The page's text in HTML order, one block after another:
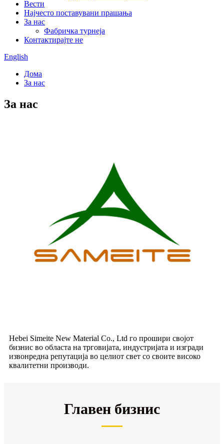
Вести
Најчесто поставувани прашања
За нас
Фабричка турнеја
Контактирајте не
English
Дома
За нас
За нас
Hebei Simeite New Material Co., Ltd го прошири својот
бизнис во областа на трговијата, индустријата и изгради
извонредна репутација во целиот свет со своите високо
квалитетни производи.
Главен бизнис